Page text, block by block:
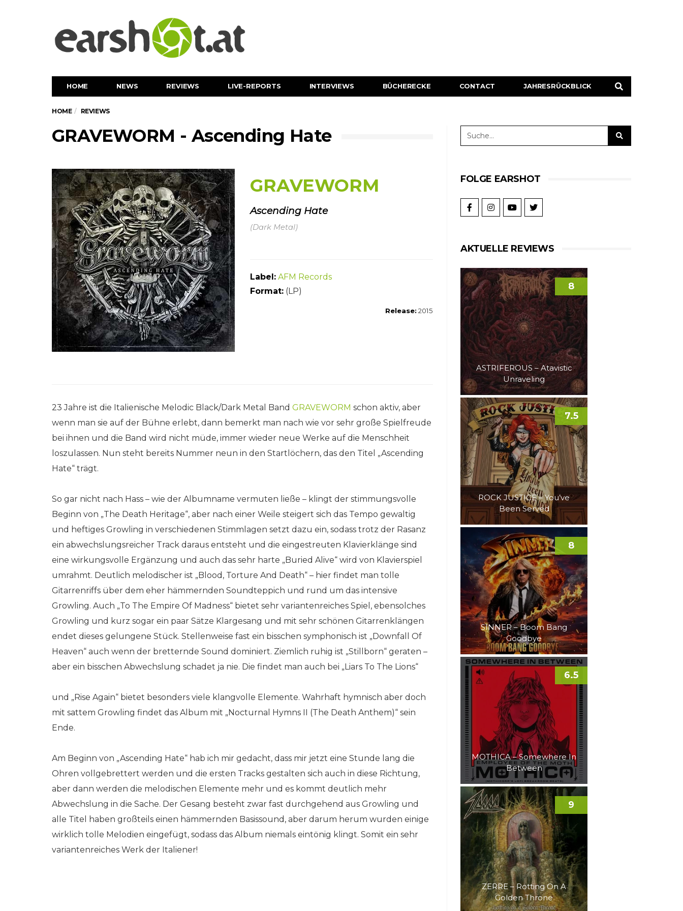
HOME NEWS REVIEWS LIVE-REPORTS INTERVIEWS BÜCHERECKE CONTACT JAHRESRÜCKBLICK
HOME REVIEWS
GRAVEWORM - Ascending Hate
GRAVEWORM
Ascending Hate
(Dark Metal)
Label: AFM Records
Format: (LP)
Release: 2015
23 Jahre ist die Italienische Melodic Black/Dark Metal Band GRAVEWORM schon aktiv, aber
wenn man sie auf der Bühne erlebt, dann bemerkt man nach wie vor sehr große Spielfreude
bei ihnen und die Band wird nicht müde, immer wieder neue Werke auf die Menschheit
loszulassen. Nun steht bereits Nummer neun in den Startlöchern, das den Titel „Ascending
Hate“ trägt.
So gar nicht nach Hass – wie der Albumname vermuten ließe – klingt der stimmungsvolle
Beginn von „The Death Heritage“, aber nach einer Weile steigert sich das Tempo gewaltig
und heftiges Growling in verschiedenen Stimmlagen setzt dazu ein, sodass trotz der Rasanz
ein abwechslungsreicher Track daraus entsteht und die eingestreuten Klavierklänge sind
eine wirkungsvolle Ergänzung und auch das sehr harte „Buried Alive“ wird von Klavierspiel
umrahmt. Deutlich melodischer ist „Blood, Torture And Death“ – hier findet man tolle
Gitarrenriffs über dem eher hämmernden Soundteppich und rund um das intensive
Growling. Auch „To The Empire Of Madness“ bietet sehr variantenreiches Spiel, ebensolches
Growling und kurz sogar ein paar Sätze Klargesang und mit sehr schönen Gitarrenklängen
endet dieses gelungene Stück. Stellenweise fast ein bisschen symphonisch ist „Downfall Of
Heaven“ auch wenn der bretternde Sound dominiert. Ziemlich ruhig ist „Stillborn“ geraten –
aber ein bisschen Abwechslung schadet ja nie. Die findet man auch bei „Liars To The Lions“
und „Rise Again“ bietet besonders viele klangvolle Elemente. Wahrhaft hymnisch aber doch
mit sattem Growling findet das Album mit „Nocturnal Hymns II (The Death Anthem)“ sein
Ende.
Am Beginn von „Ascending Hate“ hab ich mir gedacht, dass mir jetzt eine Stunde lang die
Ohren vollgebrettert werden und die ersten Tracks gestalten sich auch in diese Richtung,
aber dann werden die melodischen Elemente mehr und es kommt deutlich mehr
Abwechslung in die Sache. Der Gesang besteht zwar fast durchgehend aus Growling und
alle Titel haben großteils einen hämmernden Basissound, aber darum herum wurden einige
wirklich tolle Melodien eingefügt, sodass das Album niemals eintönig klingt. Somit ein sehr
variantenreiches Werk der Italiener!
FOLGE EARSHOT
AKTUELLE REVIEWS
ASTRIFEROUS – Atavistic
Unraveling
8
ROCK JUSTICE – You’ve
Been Served
7.5
SINNER – Boom Bang
Goodbye
8
MOTHICA – Somewhere In
Between
6.5
ZERRE – Rotting On A
Golden Throne
9